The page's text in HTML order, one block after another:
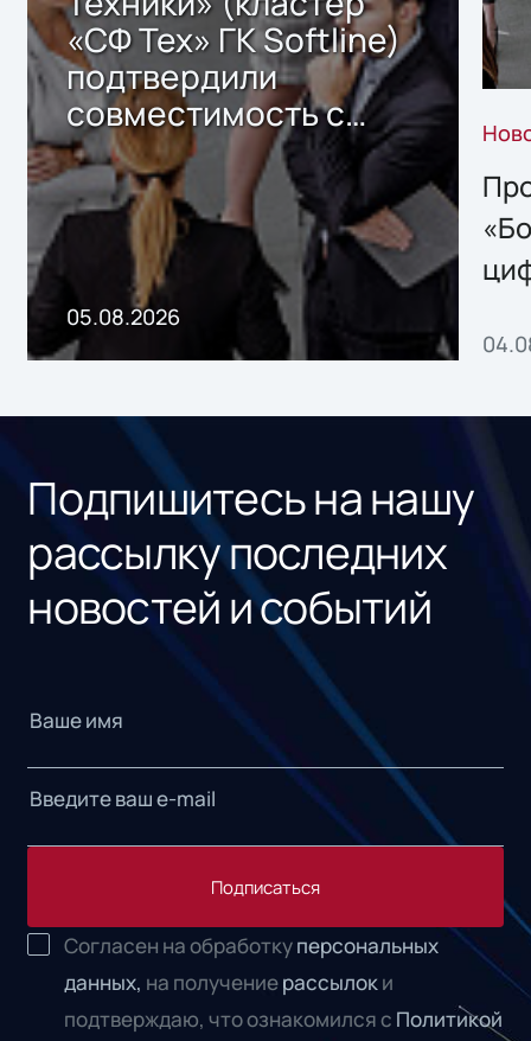
«СФ Тех» ГК Softline)
подтвердили
совместимость с
решением Sharx
Storage 2.x для
хранения данных
05.08.2026
Подпишитесь на нашу
рассылку последних
новостей и событий
Подписаться
Согласен на обработкуперсональных
данных, на получениерассылоки
подтверждаю, что ознакомился с Политикой